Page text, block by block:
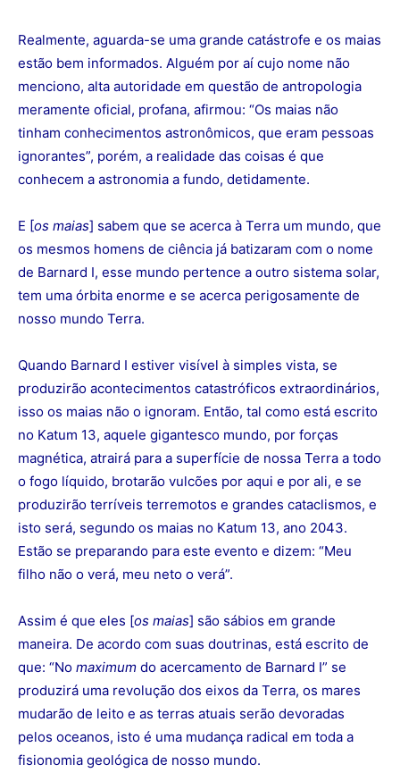
Realmente, aguarda-se uma grande catástrofe e os maias
estão bem informados. Alguém por aí cujo nome não
menciono, alta autoridade em questão de antropologia
meramente oficial, profana, afirmou: “Os maias não
tinham conhecimentos astronômicos, que eram pessoas
ignorantes”, porém, a realidade das coisas é que
conhecem a astronomia a fundo, detidamente.
E [os maias] sabem que se acerca à Terra um mundo, que
os mesmos homens de ciência já batizaram com o nome
de Barnard I, esse mundo pertence a outro sistema solar,
tem uma órbita enorme e se acerca perigosamente de
nosso mundo Terra.
Quando Barnard I estiver visível à simples vista, se
produzirão acontecimentos catastróficos extraordinários,
isso os maias não o ignoram. Então, tal como está escrito
no Katum 13, aquele gigantesco mundo, por forças
magnética, atrairá para a superfície de nossa Terra a todo
o fogo líquido, brotarão vulcões por aqui e por ali, e se
produzirão terríveis terremotos e grandes cataclismos, e
isto será, segundo os maias no Katum 13, ano 2043.
Estão se preparando para este evento e dizem: “Meu
filho não o verá, meu neto o verá”.
Assim é que eles [os maias] são sábios em grande
maneira. De acordo com suas doutrinas, está escrito de
que: “No maximum do acercamento de Barnard I” se
produzirá uma revolução dos eixos da Terra, os mares
mudarão de leito e as terras atuais serão devoradas
pelos oceanos, isto é uma mudança radical em toda a
fisionomia geológica de nosso mundo.